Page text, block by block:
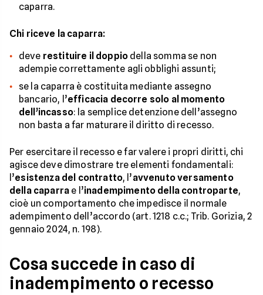
caparra.
Chi riceve la caparra:
deve restituire il doppio della somma se non
adempie correttamente agli obblighi assunti;
se la caparra è costituita mediante assegno
bancario, l’efficacia decorre solo al momento
dell’incasso: la semplice detenzione dell’assegno
non basta a far maturare il diritto di recesso.
Per esercitare il recesso e far valere i propri diritti, chi
agisce deve dimostrare tre elementi fondamentali:
l’esistenza del contratto, l’avvenuto versamento
della caparra e l’inadempimento della controparte,
cioè un comportamento che impedisce il normale
adempimento dell’accordo (art. 1218 c.c.; Trib. Gorizia, 2
gennaio 2024, n. 198).
Cosa succede in caso di
inadempimento o recesso